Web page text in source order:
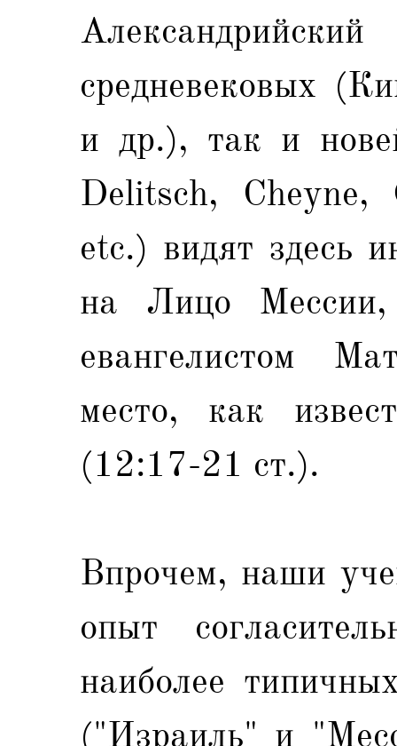
средневековых
и др.), так и
Delitsch,
etc.) видят здесь
на Лицо
евангелистом
место, как
(12:17-21 ст.).
Впрочем, наши
опыт
наиболее
("Израиль" и